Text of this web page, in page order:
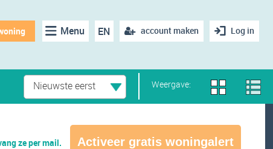
Log in
account maken
EN
Menu
Weergave:
Nieuwste eerst
ze per mail. Activeer gratis woningalert